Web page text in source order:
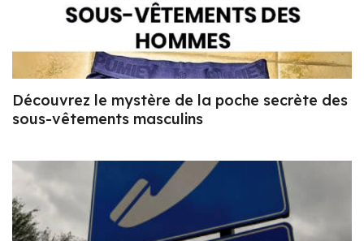
Découvrez le mystère de la poche secrète des
sous-vêtements masculins